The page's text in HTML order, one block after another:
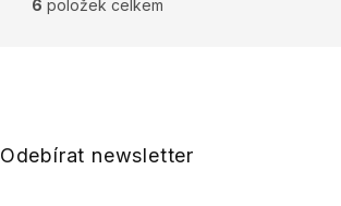
O
í
6 položek celkem
Odebírat newsletter